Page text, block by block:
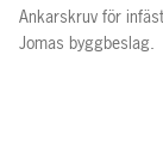
Ankarskruv för
Jomas byggbeslag.